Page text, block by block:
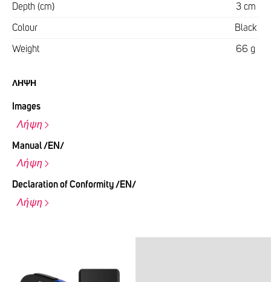
Depth (cm) 3 cm
Colour Black
Weight 66 g
ΛΉΨΗ
Images
Λήψη
Manual /EN/
Λήψη
Declaration of Conformity /EN/
Λήψη